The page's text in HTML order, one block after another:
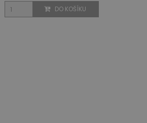
DO KOŠÍKU